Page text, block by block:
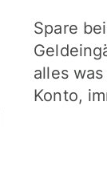
Spare
alles
Konto,